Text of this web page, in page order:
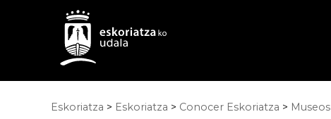
Eskoriatza > Eskoriatza > Conocer Eskoriatza > Museos